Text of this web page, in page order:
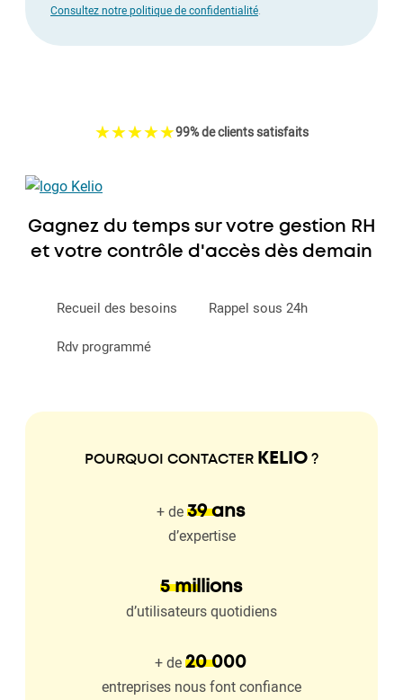
Consultez notre politique de confidentialité.
☆
★☆
★☆
★☆
★☆
★99% de clients satisfaits
Gagnez du temps sur votre gestion RH
et votre contrôle d'accès dès demain
Recueil des besoins Rappel sous 24h
Rdv programmé
POURQUOI CONTACTER KELIO ?
+ de39 ans
d’expertise
5 millions
d’utilisateurs quotidiens
+ de20 000
entreprises nous font confiance